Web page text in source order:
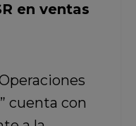
en ventas
cuenta con